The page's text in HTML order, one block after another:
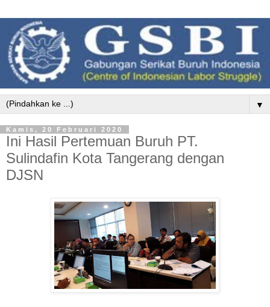
▼
Kamis, 20 Februari 2020
Ini Hasil Pertemuan Buruh PT.
Sulindafin Kota Tangerang dengan
DJSN